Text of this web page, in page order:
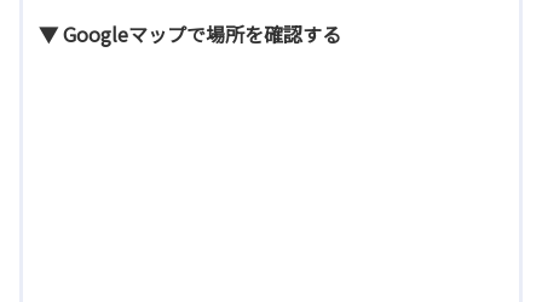
▼ Googleマップで場所を確認する